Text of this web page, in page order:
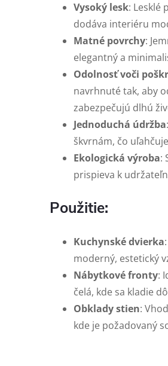
Vysoký lesk: Lesklé
dodáva interiéru
Matné povrchy:
elegantný a
Odolnosť voči
navrhnuté tak, aby
zabezpečujú dlhú
Jednoduchá údržba
škvrnám, čo
Ekologická výroba:
prispieva k
Použitie:
Kuchynské dvierka
moderný, estetický
Nábytkové fronty:
čelá, kde sa kladie
Obklady stien:
kde je požadovaný